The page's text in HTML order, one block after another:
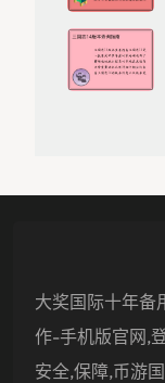
大奖国际十年备
作-手机版官网,
安全,保障,币游